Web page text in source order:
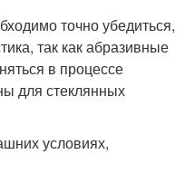
точно убедиться,
так как абразивные
в процессе
для стеклянных
условиях,